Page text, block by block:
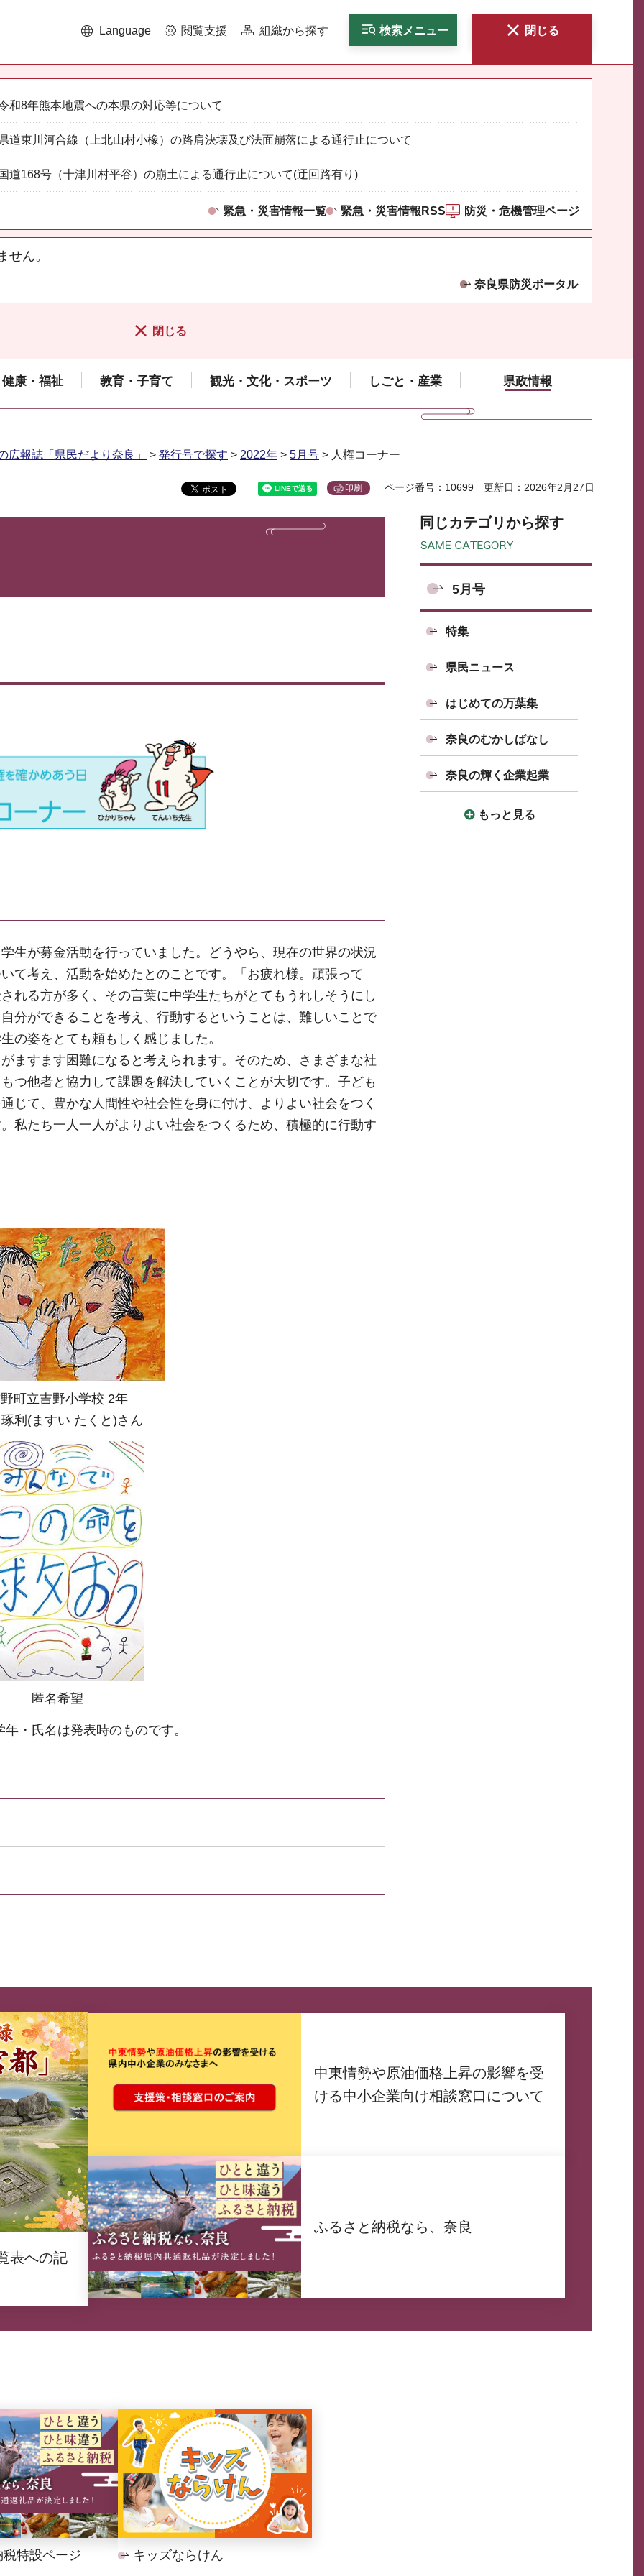
Language 閲覧支援 組織から探す 検索メニュー 閉じる
和8年熊本地震への本県の対応等について
道東川河合線（上北山村小橡）の路肩決壊及び法面崩落による通行止について
道168号（十津川村平谷）の崩土による通行止について(迂回路有り)
緊急・災害情報一覧 緊急・災害情報RSS 防災・危機管理ページ
せん。
奈良県防災ポータル
閉じる
健康・福祉 教育・子育て 観光・文化・スポーツ しごと・産業 県政情報
広報誌「県民だより奈良」 > 発行号で探す > 2022年 > 5月号 > 人権コーナー
印刷 ページ番号：10699 更新日：2026年2月27日
生が募金活動を行っていました。どうやら、現在の世界の状況
て考え、活動を始めたとのことです。「お疲れ様。頑張って
れる方が多く、その言葉に中学生たちがとてもうれしそうにし
分ができることを考え、行動するということは、難しいことで
の姿をとても頼もしく感じました。
ますます困難になると考えられます。そのため、さまざまな社
つ他者と協力して課題を解決していくことが大切です。子ども
じて、豊かな人間性や社会性を身に付け、よりよい社会をつく
私たち一人一人がよりよい社会をつくるため、積極的に行動す
町立吉野小学校 2年
利(ますい たくと)さん
匿名希望
・氏名は発表時のものです。
同じカテゴリから探す
5月号
特集
県民ニュース
はじめての万葉集
奈良のむかしばなし
奈良の輝く企業起業
もっと見る
表への記
中東情勢や原油価格上昇の影響を受
ける中小企業向け相談窓口について
ふるさと納税なら、奈良
特設ページ キッズならけん